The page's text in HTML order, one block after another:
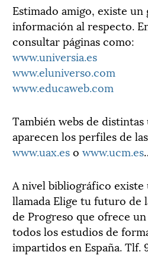
Estimado amigo, existe
información al respecto.
consultar páginas como:
www.universia.es
www.eluniverso.com
www.educaweb.com
También webs de
aparecen los perfiles de
www.uax.eso www.ucm.es
A nivel bibliográfico
llamada Elige tu futuro de
de Progreso que ofrece
todos los estudios de
impartidos en España. Tlf.